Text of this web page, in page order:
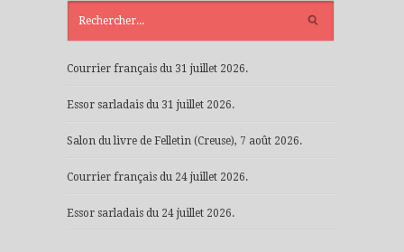
Courrier français du 31 juillet 2026.
Essor sarladais du 31 juillet 2026.
Salon du livre de Felletin (Creuse), 7 août 2026.
Courrier français du 24 juillet 2026.
Essor sarladais du 24 juillet 2026.